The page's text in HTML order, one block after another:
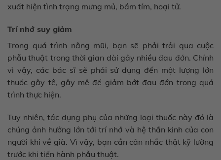
xuất hiện tình trạng mưng mủ, bầm tím, hoại tử.
Trí nhớ suy giảm
Trong quá trình nâng mũi, bạn sẽ phải trải qua cuộc
phẫu thuật trong thời gian dài gây nhiều đau đớn. Chính
vì vậy, các bác sĩ sẽ phải sử dụng đến một lượng lớn
thuốc gây tê, gây mê để giảm bớt đau đớn trong quá
trình thực hiện.
Tuy nhiên, tác dụng phụ của những loại thuốc này đó là
chúng ảnh hưởng lớn tới trí nhớ và hệ thần kinh của con
người khi về già. Vì vậy, bạn cần cân nhắc thật kỹ lưỡng
trước khi tiến hành phẫu thuật.